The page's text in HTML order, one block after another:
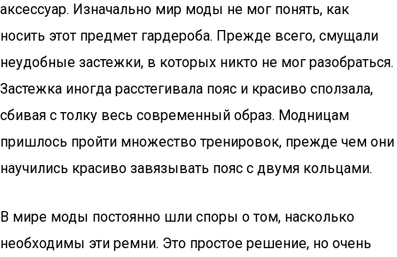
аксессуар. Изначально мир моды не мог понять, как
носить этот предмет гардероба. Прежде всего, смущали
неудобные застежки, в которых никто не мог разобраться.
Застежка иногда расстегивала пояс и красиво сползала,
сбивая с толку весь современный образ. Модницам
пришлось пройти множество тренировок, прежде чем они
научились красиво завязывать пояс с двумя кольцами.
В мире моды постоянно шли споры о том, насколько
необходимы эти ремни. Это простое решение, но очень